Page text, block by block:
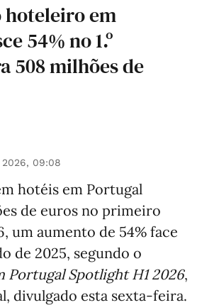
em
54% no 1.º
508 milhões de
2026, 09:08
hotéis em Portugal
de euros no primeiro
um aumento de 54% face
de 2025, segundo o
Portugal Spotlight H1 2026,
divulgado esta sexta-feira.